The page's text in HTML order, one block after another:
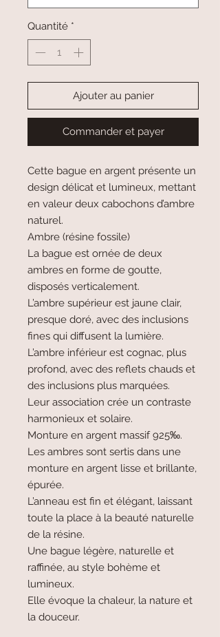
Quantité *
Ajouter au panier
Commander et payer
Cette bague en argent présente un
design délicat et lumineux, mettant
en valeur deux cabochons d’ambre
naturel.
Ambre (résine fossile)
La bague est ornée de deux
ambres en forme de goutte,
disposés verticalement.
L’ambre supérieur est jaune clair,
presque doré, avec des inclusions
fines qui diffusent la lumière.
L’ambre inférieur est cognac, plus
profond, avec des reflets chauds et
des inclusions plus marquées.
Leur association crée un contraste
harmonieux et solaire.
Monture en argent massif 925‰.
Les ambres sont sertis dans une
monture en argent lisse et brillante,
épurée.
L’anneau est fin et élégant, laissant
toute la place à la beauté naturelle
de la résine.
Une bague légère, naturelle et
raffinée, au style bohème et
lumineux.
Elle évoque la chaleur, la nature et
la douceur.